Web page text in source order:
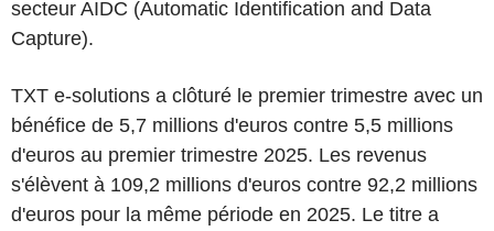
secteur AIDC (Automatic Identification and Data
Capture).
TXT e-solutions a clôturé le premier trimestre avec un
bénéfice de 5,7 millions d'euros contre 5,5 millions
d'euros au premier trimestre 2025. Les revenus
s'élèvent à 109,2 millions d'euros contre 92,2 millions
d'euros pour la même période en 2025. Le titre a